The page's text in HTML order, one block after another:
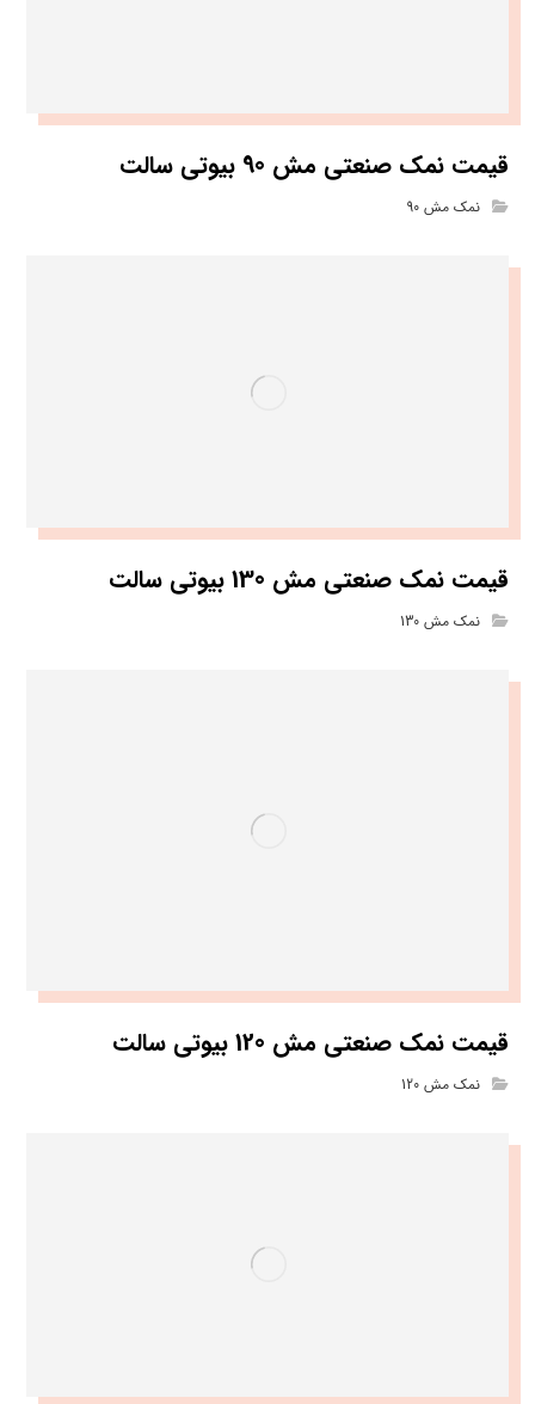
قیمت نمک صنعتی مش 90 بیوتی سالت
نمک مش 90
قیمت نمک صنعتی مش 130 بیوتی سالت
نمک مش 130
قیمت نمک صنعتی مش 120 بیوتی سالت
نمک مش 120